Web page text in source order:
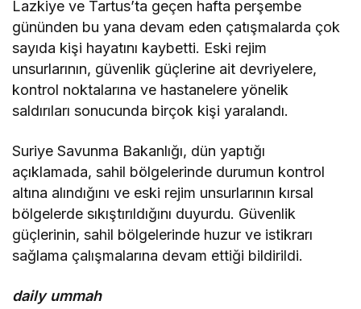
Lazkiye ve Tartus’ta geçen hafta perşembe
gününden bu yana devam eden çatışmalarda çok
sayıda kişi hayatını kaybetti. Eski rejim
unsurlarının, güvenlik güçlerine ait devriyelere,
kontrol noktalarına ve hastanelere yönelik
saldırıları sonucunda birçok kişi yaralandı.
Suriye Savunma Bakanlığı, dün yaptığı
açıklamada, sahil bölgelerinde durumun kontrol
altına alındığını ve eski rejim unsurlarının kırsal
bölgelerde sıkıştırıldığını duyurdu. Güvenlik
güçlerinin, sahil bölgelerinde huzur ve istikrarı
sağlama çalışmalarına devam ettiği bildirildi.
daily ummah